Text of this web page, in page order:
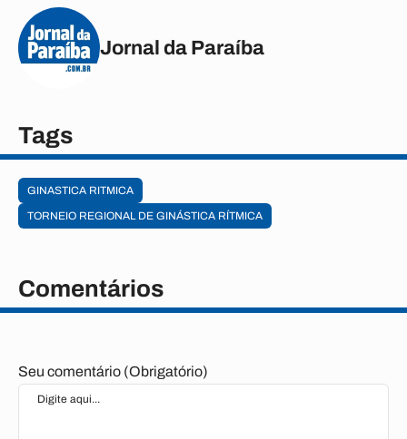
Jornal da Paraíba
Tags
GINASTICA RITMICA
TORNEIO REGIONAL DE GINÁSTICA RÍTMICA
Comentários
Seu comentário (Obrigatório)